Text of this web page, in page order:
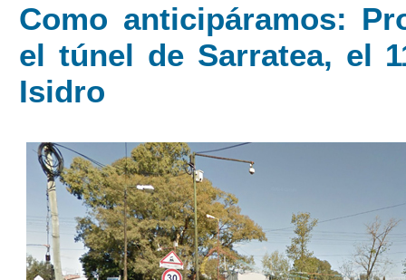
Como anticipáramos:
el túnel de Sarratea, el
Isidro